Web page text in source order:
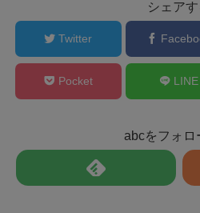
シェアす
Twitter
Pocket LINE
abcをフォロ